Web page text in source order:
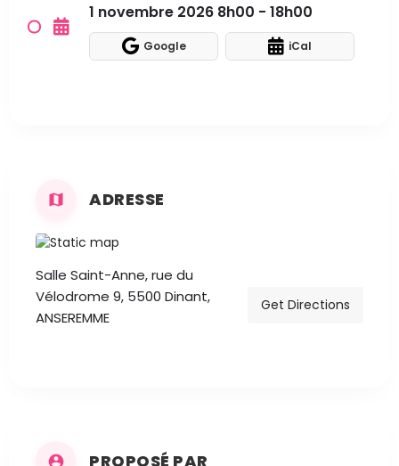
1 novembre 2026 8h00 - 18h00
Google iCal
ADRESSE
Salle Saint-Anne, rue du
Vélodrome 9, 5500 Dinant,
ANSEREMME
Get Directions
PROPOSÉ PAR